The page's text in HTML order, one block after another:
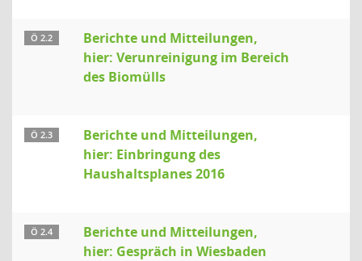
Ö 2.2
Berichte und Mitteilungen,
hier: Verunreinigung im Bereich
des Biomülls
Ö 2.3
Berichte und Mitteilungen,
hier: Einbringung des
Haushaltsplanes 2016
Ö 2.4
Berichte und Mitteilungen,
hier: Gespräch in Wiesbaden